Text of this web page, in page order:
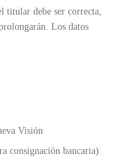
titular debe ser correcta,
Los datos
Visión
consignación bancaria)